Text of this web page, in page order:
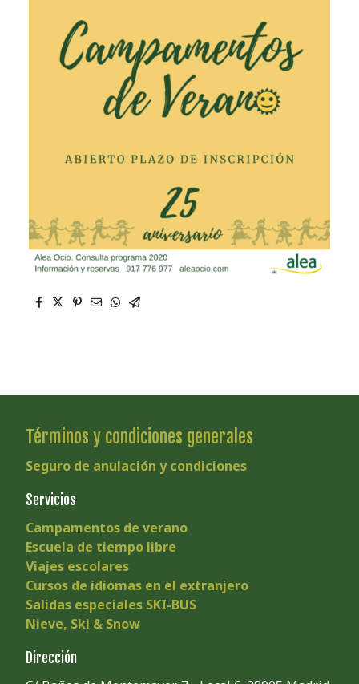
Términos y condiciones generales
Seguro de anulación y condiciones
Servicios
Campamentos de verano
Escuela de tiempo libre
Viajes escolares
Cursos de idiomas en el extranjero
Salidas especiales SKI-BUS
Nieve, Ski & Snow
Dirección